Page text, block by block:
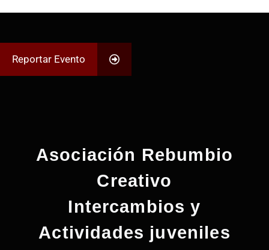
Reportar Evento
Asociación Rebumbio
Creativo
Intercambios y
Actividades juveniles